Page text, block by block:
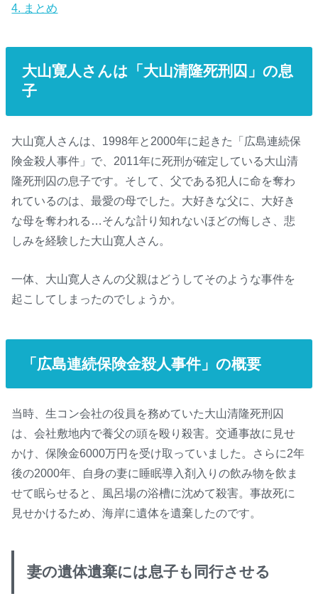
4. まとめ
大山寛人さんは「大山清隆死刑囚」の息
子
大山寛人さんは、1998年と2000年に起きた「広島連続保
険金殺人事件」で、2011年に死刑が確定している大山清
隆死刑囚の息子です。そして、父である犯人に命を奪わ
れているのは、最愛の母でした。大好きな父に、大好き
な母を奪われる…そんな計り知れないほどの悔しさ、悲
しみを経験した大山寛人さん。
一体、大山寛人さんの父親はどうしてそのような事件を
起こしてしまったのでしょうか。
「広島連続保険金殺人事件」の概要
当時、生コン会社の役員を務めていた大山清隆死刑囚
は、会社敷地内で養父の頭を殴り殺害。交通事故に見せ
かけ、保険金6000万円を受け取っていました。さらに2年
後の2000年、自身の妻に睡眠導入剤入りの飲み物を飲ま
せて眠らせると、風呂場の浴槽に沈めて殺害。事故死に
見せかけるため、海岸に遺体を遺棄したのです。
妻の遺体遺棄には息子も同行させる